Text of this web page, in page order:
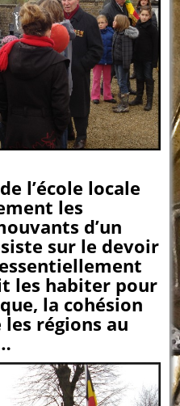
l’école locale
les
d’un
sur le devoir
les habiter pour
la cohésion
régions au